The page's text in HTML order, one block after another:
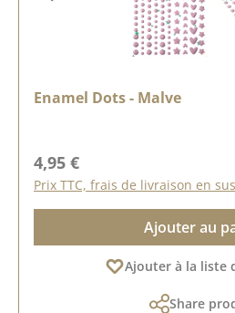
Enamel Dots - Malve
Prix régulier :
4,95 €
Prix TTC, frais de livraison en sus
Ajouter au
Ajouter à la liste
Share